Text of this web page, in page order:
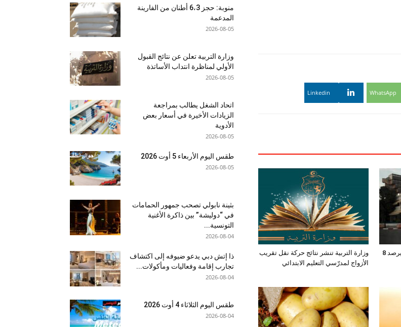
WhatsApp
Linkedin
وزارة التربية تنشر نتائج حركة نقل تقريب
الأزواج لمدرّسي التعليم الابتدائي
صندوق حماية المناطق السياحية يرصد 8
منوبة: حجز 6،3 أطنان من الفارينة
المدعمة
2026-08-05
وزارة التربية تعلن عن نتائج القبول
الأولي لمناظرة انتداب الأساتذة
2026-08-05
اتحاد الشغل يطالب بمراجعة
الزيادات الأخيرة في أسعار بعض
الأدوية
2026-08-05
طقس اليوم الأربعاء 5 أوت 2026
2026-08-05
بثينة نابولي تصحب جمهور الحمامات
في “دوليشة” بين ذاكرة الأغنية
التونسية...
2026-08-04
ذا إتش دبي يدعو ضيوفه إلى اكتشاف
تجارب إقامة وفعاليات ومأكولات...
2026-08-04
طقس اليوم الثلاثاء 4 أوت 2026
2026-08-04